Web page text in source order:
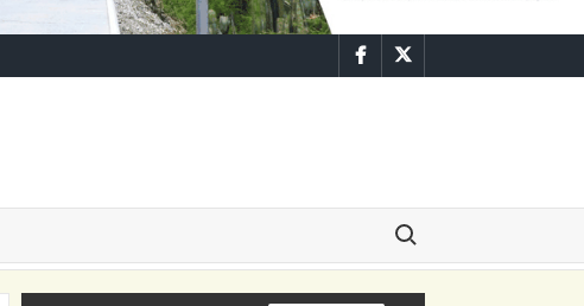
FacebookTwitter
Buscar: